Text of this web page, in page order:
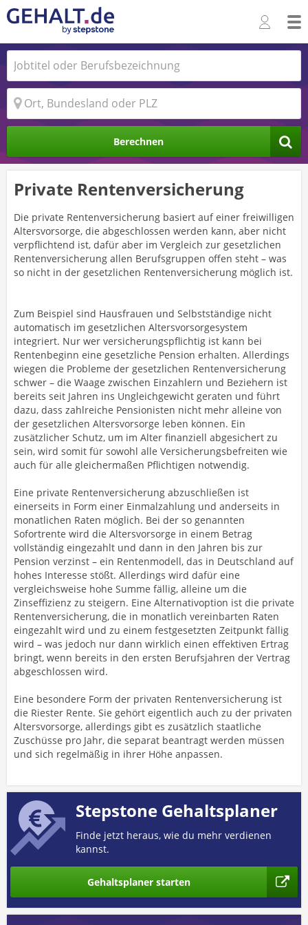
Berechnen
Private Rentenversicherung
Die private Rentenversicherung basiert auf einer freiwilligen
Altersvorsorge, die abgeschlossen werden kann, aber nicht
verpflichtend ist, dafür aber im Vergleich zur gesetzlichen
Rentenversicherung allen Berufsgruppen offen steht – was
so nicht in der gesetzlichen Rentenversicherung möglich ist.
Zum Beispiel sind Hausfrauen und Selbstständige nicht
automatisch im gesetzlichen Altersvorsorgesystem
integriert. Nur wer versicherungspflichtig ist kann bei
Rentenbeginn eine gesetzliche Pension erhalten. Allerdings
wiegen die Probleme der gesetzlichen Rentenversicherung
schwer – die Waage zwischen Einzahlern und Beziehern ist
bereits seit Jahren ins Ungleichgewicht geraten und führt
dazu, dass zahlreiche Pensionisten nicht mehr alleine von
der gesetzlichen Altersvorsorge leben können. Ein
zusätzlicher Schutz, um im Alter finanziell abgesichert zu
sein, wird somit für sowohl alle Versicherungsbefreiten wie
auch für alle gleichermaßen Pflichtigen notwendig.
Eine private Rentenversicherung abzuschließen ist
einerseits in Form einer Einmalzahlung und anderseits in
monatlichen Raten möglich. Bei der so genannten
Sofortrente wird die Altersvorsorge in einem Betrag
vollständig eingezahlt und dann in den Jahren bis zur
Pension verzinst – ein Rentenmodell, das in Deutschland auf
hohes Interesse stößt. Allerdings wird dafür eine
vergleichsweise hohe Summe fällig, alleine um die
Zinseffizienz zu steigern. Eine Alternativoption ist die private
Rentenversicherung, die in monatlich vereinbarten Raten
eingezahlt wird und zu einem festgesetzten Zeitpunkt fällig
wird – was jedoch nur dann wirklich einen effektiven Ertrag
bringt, wenn bereits in den ersten Berufsjahren der Vertrag
abgeschlossen wird.
Eine besondere Form der privaten Rentenversicherung ist
die Riester Rente. Sie gehört eigentlich auch zu der privaten
Altersvorsorge, allerdings gibt es zusätzlich staatliche
Zuschüsse pro Jahr, die separat beantragt werden müssen
und sich regelmäßig in ihrer Höhe anpassen.
Stepstone Gehaltsplaner
Finde jetzt heraus, wie du mehr verdienen
kannst.
Gehaltsplaner starten